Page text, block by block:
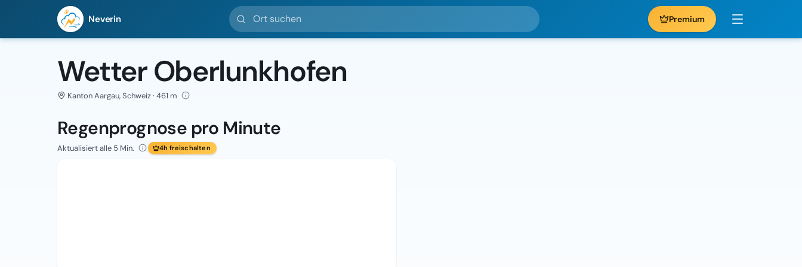
Neverin
Ort suchen
Premium
Wetter Oberlunkhofen
Kanton Aargau, Schweiz · 461 m
Regenprognose pro Minute
Aktualisiert alle 5 Min. 4h freischalten